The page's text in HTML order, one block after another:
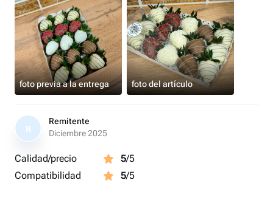
foto previa a la entrega foto del artículo
R
Remitente
Diciembre 2025
Calidad/precio 5/5
Compatibilidad
5/5